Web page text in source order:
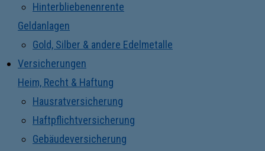
Hinterbliebenenrente
Geldanlagen
Gold, Silber & andere Edelmetalle
Versicherungen
Heim, Recht & Haftung
Hausratversicherung
Haftpflichtversicherung
Gebäudeversicherung